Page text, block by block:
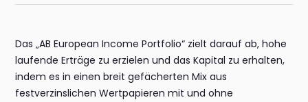
Das „AB European Income Portfolio“ zielt darauf ab, hohe
laufende Erträge zu erzielen und das Kapital zu erhalten,
indem es in einen breit gefächerten Mix aus
festverzinslichen Wertpapieren mit und ohne